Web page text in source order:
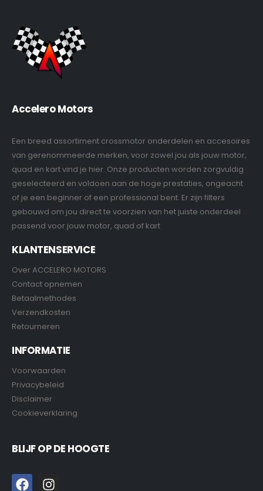
Accelero Motors
Een breed assortiment crossmotor onderdelen en accesoires
van gerenommeerde merken, voor zowel jou als jouw motor,
quad en kart vind je hier. Onze producten worden zorgvuldig
geselecteerd en voldoen aan de hoge prestaties, ongeacht
of je een beginner of een professional bent. Er zijn filters
gebouwd om jou direct te voorzien van het juiste onderdeel
passend voor jouw motor, quad of kart
KLANTENSERVICE
Over ACCELERO MOTORS
Contact opnemen
Betaalmethodes
Verzendkosten
Retourneren
INFORMATIE
Voorwaarden
Privacybeleid
Disclaimer
Cookieverklaring
BLIJF OP DE HOOGTE